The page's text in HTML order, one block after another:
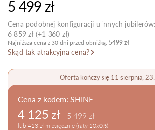
Pielęgnacja biżuterii
5 499 zł
Cena podobnej konfiguracji u innych jubilerów:
6 859 zł (+1 360 zł)
Najniższa cena z 30 dni przed obniżką: 5499 zł
Skąd tak atrakcyjna cena?
Oferta kończy się 11 sierpnia,
Cena z kodem: SHINE
4 125 zł 5 499 zł
lub 413 zł miesięcznie (raty 10x0%)